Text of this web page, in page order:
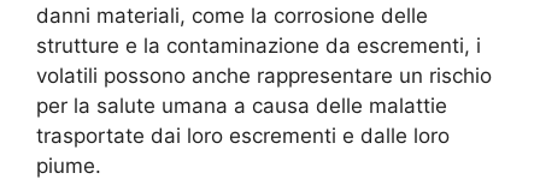
danni materiali, come la corrosione delle
strutture e la contaminazione da escrementi, i
volatili possono anche rappresentare un rischio
per la salute umana a causa delle malattie
trasportate dai loro escrementi e dalle loro
piume.